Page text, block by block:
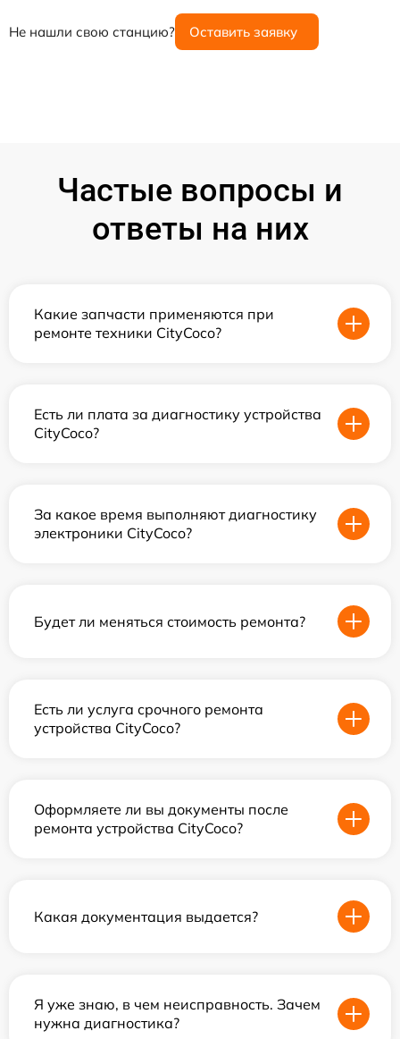
Не нашли свою станцию? Оставить заявку
Частые вопросы и
ответы на них
Какие запчасти применяются при
ремонте техники CityCoco?
Есть ли плата за диагностику устройства
CityCoco?
За какое время выполняют диагностику
электроники CityCoco?
Будет ли меняться стоимость ремонта?
Есть ли услуга срочного ремонта
устройства CityCoco?
Оформляете ли вы документы после
ремонта устройства CityCoco?
Какая документация выдается?
Я уже знаю, в чем неисправность. Зачем
нужна диагностика?